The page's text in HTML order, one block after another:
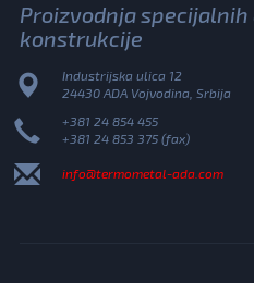
Proizvodnja
konstrukcije
Industrijska ulica 12
24430 ADA Vojvodina, Srbija
+381 24 854 455
+381 24 853 375 (fax)
info@termometal-ada.com